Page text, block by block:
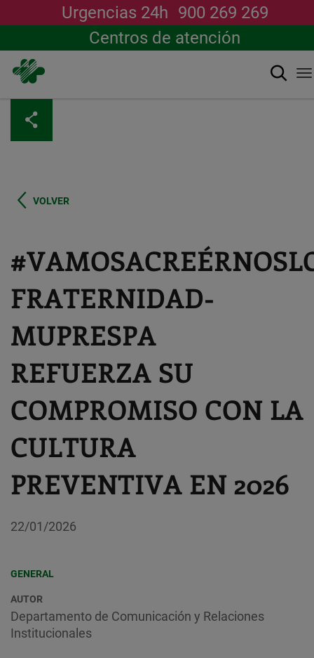
contenido
principal
Urgencias 24h 900 269 269
Centros de atención
Buscar
VOLVER
FRATERNIDAD-
MUPRESPA
REFUERZA SU
COMPROMISO CON LA
CULTURA
PREVENTIVA EN 2026
22/01/2026
GENERAL
AUTOR
Departamento de Comunicación y Relaciones
Institucionales